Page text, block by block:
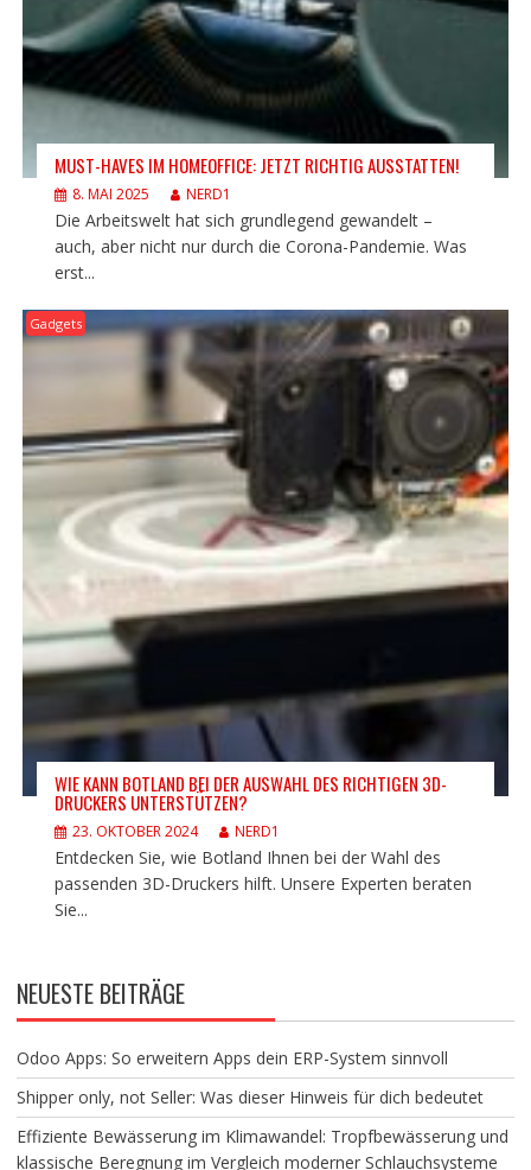
MUST-HAVES IM HOMEOFFICE: JETZT RICHTIG AUSSTATTEN!
8. MAI 2025 NERD1
Die Arbeitswelt hat sich grundlegend gewandelt –
auch, aber nicht nur durch die Corona-Pandemie. Was
erst...
Gadgets
WIE KANN BOTLAND BEI DER AUSWAHL DES RICHTIGEN 3D-
DRUCKERS UNTERSTÜTZEN?
23. OKTOBER 2024 NERD1
Entdecken Sie, wie Botland Ihnen bei der Wahl des
passenden 3D-Druckers hilft. Unsere Experten beraten
Sie...
NEUESTE BEITRÄGE
Odoo Apps: So erweitern Apps dein ERP-System sinnvoll
Shipper only, not Seller: Was dieser Hinweis für dich bedeutet
Effiziente Bewässerung im Klimawandel: Tropfbewässerung und
klassische Beregnung im Vergleich moderner Schlauchsysteme